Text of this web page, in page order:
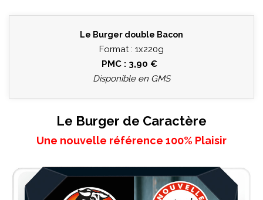
Le Burger double Bacon
Format : 1x220g
PMC : 3,90 €
Disponible en GMS
Le Burger de Caractère
Une nouvelle référence 100% Plaisir